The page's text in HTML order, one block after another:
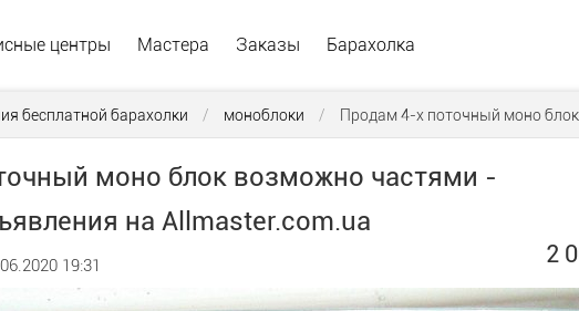
центры Мастера Заказы Барахолка
бесплатной барахолки / моноблоки / Продам 4-х поточный моно
моно блок возможно частями -
на Allmaster.com.ua
2
19:31